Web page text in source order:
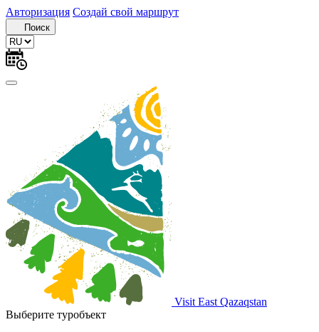
Авторизация Создай свой маршрут
Поиск
Visit East Qazaqstan
Выберите туробъект